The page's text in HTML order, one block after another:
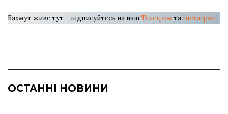
Бахмут живе тут – підписуйтесь на нашТелеграм та Інстаграм!
ОСТАННІ НОВИНИ